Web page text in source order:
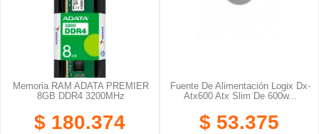
Memoria RAM ADATA PREMIER
8GB DDR4 3200MHz
$ 180.374
Fuente De Alimentación Logix Dx-
Atx600 Atx Slim De 600w...
$ 53.375